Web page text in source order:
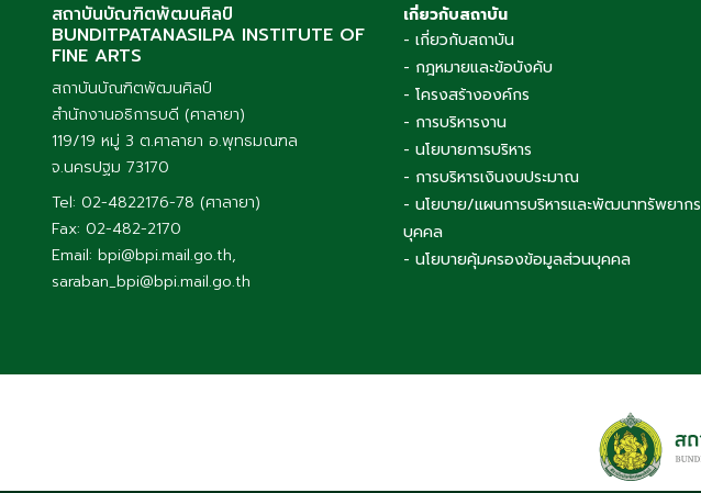
สถาบันบัณฑิตพัฒนศิลป์
BUNDITPATANASILPA INSTITUTE OF
FINE ARTS
สถาบันบัณฑิตพัฒนศิลป์
สำนักงานอธิการบดี (ศาลายา)
119/19 หมู่ 3 ต.ศาลายา อ.พุทธมณฑล
จ.นครปฐม 73170
Tel: 02-4822176-78 (ศาลายา)
Fax: 02-482-2170
Email: bpi@bpi.mail.go.th,
saraban_bpi@bpi.mail.go.th
เกี่ยวกับสถาบัน
- เกี่ยวกับสถาบัน
- กฎหมายและข้อบังคับ
- โครงสร้างองค์กร
- การบริหารงาน
- นโยบายการบริหาร
- การบริหารเงินงบประมาณ
- นโยบาย/แผนการบริหารและพัฒนาทรัพยากร
บุคคล
- นโยบายคุ้มครองข้อมูลส่วนบุคคล